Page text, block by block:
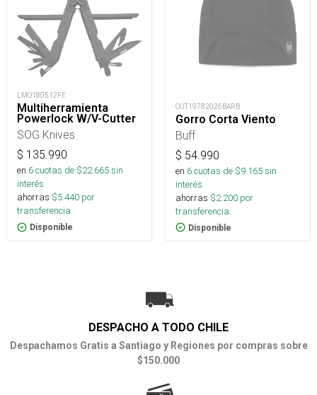
LMO180512FE
Multiherramienta
Powerlock W/V-Cutter
SOG Knives
$ 135.990
en 6cuotas de $22.665sin
interés
ahorras $5.440 por
transferencia.
Disponible
OUT19782026BARB
Gorro Corta Viento
Buff
$ 54.990
en 6cuotas de $9.165sin
interés
ahorras $2.200 por
transferencia.
Disponible
DESPACHO A TODO CHILE
Despachamos Gratis a Santiago y Regiones por compras sobre
$150.000